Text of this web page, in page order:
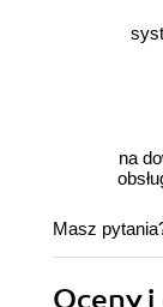
na
Masz